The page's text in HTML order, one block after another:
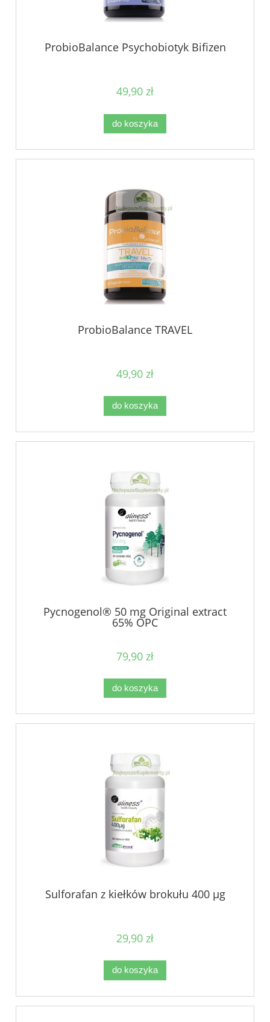
ProbioBalance Psychobiotyk Bifizen
49,90 zł
do koszyka
ProbioBalance TRAVEL
49,90 zł
do koszyka
Pycnogenol® 50 mg Original extract
65% OPC
79,90 zł
do koszyka
Sulforafan z kiełków brokułu 400 µg
29,90 zł
do koszyka